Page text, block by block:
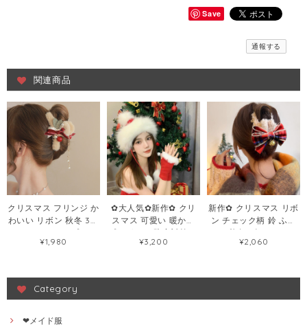
Save
通報する
関連商品
クリスマス フリンジ か
わいい リボン 秋冬 3色
ヘアクリップ
69504404
¥1,980
✿大人気✿新作✿ クリ
スマス 可愛い 暖かい
プレゼント 防寒対策 レ
ッド ベージュ ふわモコ
¥3,200
新作✿ クリスマス リボ
ン チェック柄 鈴 ふわ
ふわ 秋冬 4色 ヘアクリ
ップ79912180
¥2,060
Category
❤メイド服